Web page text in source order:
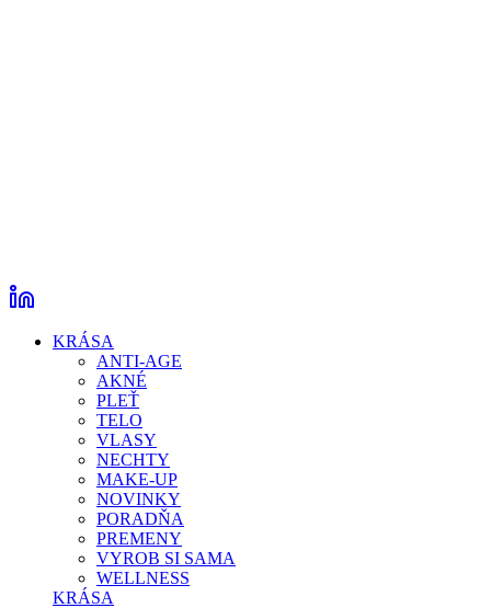
KRÁSA
ANTI-AGE
AKNÉ
PLEŤ
TELO
VLASY
NECHTY
MAKE-UP
NOVINKY
PORADŇA
PREMENY
VYROB SI SAMA
WELLNESS
KRÁSA